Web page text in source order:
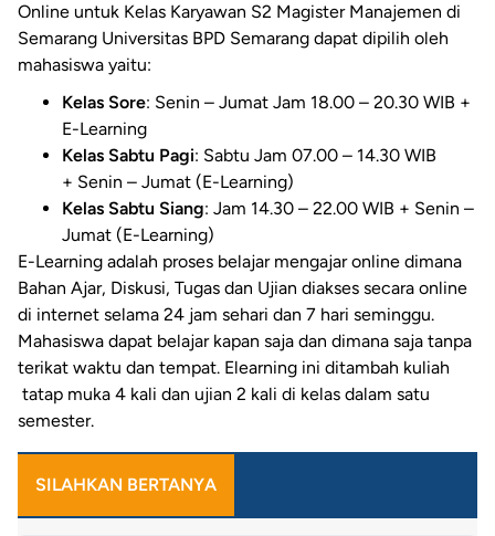
Online untuk Kelas Karyawan S2 Magister Manajemen di
Semarang Universitas BPD Semarang dapat dipilih oleh
mahasiswa yaitu:
Kelas Sore: Senin – Jumat Jam 18.00 – 20.30 WIB +
E-Learning
Kelas Sabtu Pagi: Sabtu Jam 07.00 – 14.30 WIB
+ Senin – Jumat (E-Learning)
Kelas Sabtu Siang: Jam 14.30 – 22.00 WIB + Senin –
Jumat (E-Learning)
E-Learning adalah proses belajar mengajar online dimana
Bahan Ajar, Diskusi, Tugas dan Ujian diakses secara online
di internet selama 24 jam sehari dan 7 hari seminggu.
Mahasiswa dapat belajar kapan saja dan dimana saja tanpa
terikat waktu dan tempat. Elearning ini ditambah kuliah
tatap muka 4 kali dan ujian 2 kali di kelas dalam satu
semester.
SILAHKAN BERTANYA